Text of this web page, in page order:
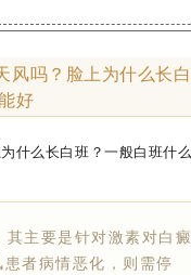
风吗？脸上为什么长白
好
主要是针对激素对白癜
者病情恶化，则需停